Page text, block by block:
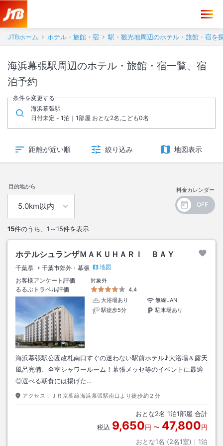
JTBホーム ホテル・旅館・宿 駅・観光地周辺のホテル・旅館・宿を
海浜幕張駅周辺のホテル・旅館・宿一覧、宿
泊予約
条件を変更する
海浜幕張駅
日付未定 - 1泊｜1部屋 おとな2名,こども0名
距離が近い順 絞り込み 地図表示
目的地から 料金カレンダー
15件のうち、 1～15件を表示
ホテルシュランザＭＡＫＵＨＡＲＩ ＢＡＹ
千葉県 千葉市郊外・幕張
地図
お客様アンケート評価
対象外
るるぶトラベル評価
4.4
大浴場あり
無線LAN
駅徒歩5分
駐車場あり
海浜幕張駅公園改札南口すぐの迷わない駅前ホテル♪大浴場＆露天
風呂完備、全室シャワールーム！幕張メッセ等のイベントに最適
◎選べる朝食には揚げた…
アクセス： ＪＲ京葉線海浜幕張駅南口より徒歩約２分
おとな2名 1泊1部屋 合計
税込 9,650円 〜 47,800円
おとな1名 (2名1室)｜ 1泊